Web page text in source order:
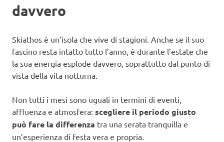
davvero
Skiathos è un’isola che vive di stagioni. Anche se il suo
fascino resta intatto tutto l’anno, è durante l’estate che
la sua energia esplode davvero, soprattutto dal punto di
vista della vita notturna.
Non tutti i mesi sono uguali in termini di eventi,
affluenza e atmosfera: scegliere il periodo giusto
può fare la differenza tra una serata tranquilla e
un’esperienza di festa vera e propria.